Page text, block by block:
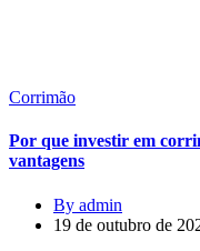
Corrimão
Por que investir em
vantagens
By admin
19 de outubro de